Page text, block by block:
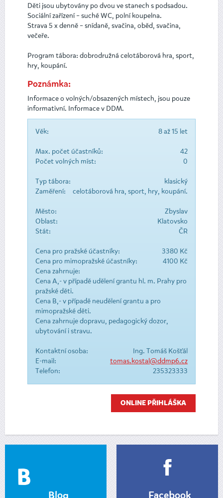
Děti jsou ubytovány po dvou ve stanech s podsadou.
Sociální zařízení – suché WC, polní koupelna.
Strava 5 x denně – snídaně, svačina, oběd, svačina,
večeře.
Program tábora: dobrodružná celotáborová hra, sport,
hry, koupání.
Poznámka:
Informace o volných/obsazených místech, jsou pouze
informativní. Informace v DDM.
Věk: 8 až 15 let
Max. počet účastníků:
42
Počet volných míst:
0
Typ tábora:
klasický
Zaměření:
celotáborová hra, sport, hry, koupání.
Město:
Zbyslav
Oblast:
Klatovsko
Stát:
ČR
Cena pro pražské účastníky:
3380 Kč
Cena pro mimopražské účastníky:
4100 Kč
Cena zahrnuje:
Cena A,- v případě udělení grantu hl. m. Prahy pro
pražské děti.
Cena B,- v případě neudělení grantu a pro
mimopražské děti.
Cena zahrnuje dopravu, pedagogický dozor,
ubytování i stravu.
Kontaktní osoba:
Ing. Tomáš Košťál
E-mail:
tomas.kostal@ddmp6.cz
Telefon:
235323333
ONLINE PŘIHLÁŠKA
Blog Facebook